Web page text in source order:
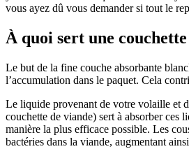
vous ayez dû vous demander si tout le
À quoi sert une
Le but de la fine couche absorbante
l’accumulation dans le paquet. Cela
Le liquide provenant de votre volaille et
couchette de viande) sert à absorber ces
manière la plus efficace possible. Les
bactéries dans la viande, augmentant